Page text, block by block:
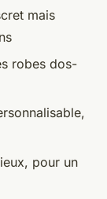
mais
robes dos-
pour un